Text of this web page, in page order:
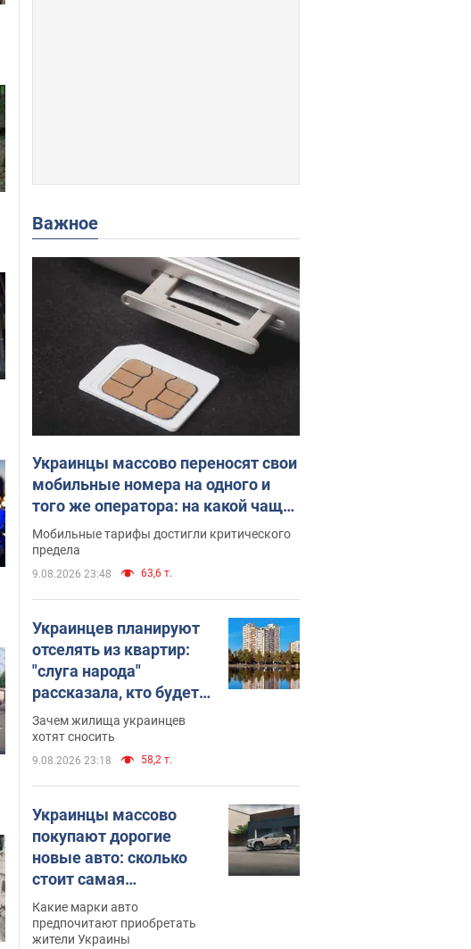
Важное
Украинцы массово переносят свои
мобильные номера на одного и
того же оператора: на какой чаще
всего переходят
Мобильные тарифы достигли критического
предела
9.08.2026 23:48 63,6 т.
Украинцев планируют
отселять из квартир:
"слуга народа"
рассказала, кто будет
принимать решение о
сносе домов
Зачем жилища украинцев
хотят сносить
9.08.2026 23:18 58,2 т.
Украинцы массово
покупают дорогие
новые авто: сколько
стоит самая
популярная модель
Какие марки авто
предпочитают приобретать
жители Украины